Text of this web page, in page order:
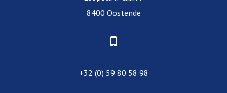
8400 Oostende
+32 (0) 59 80 58 98